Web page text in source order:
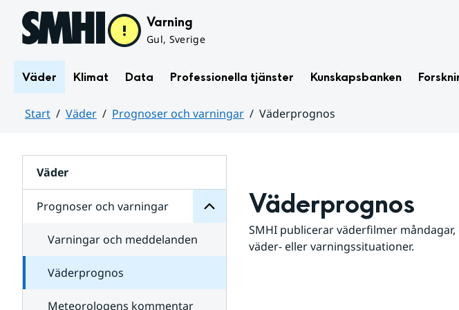
Hoppa till sidans innehåll Varning
Gul, Sverige
Väder Klimat Data Professionella tjänster Kunskapsbanken
Start Väder Prognoser och varningar
Väderprognos
Väder
Prognoser och varningar
för
varningar
Varningar och meddelanden
Väderprognos
Meteorologens kommentar
Väderprognos
SMHI publicerar väderfilmer
väder- eller varningssituationer.